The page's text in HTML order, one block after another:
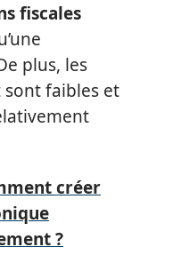
fiscales
plus, les
sont faibles et
créer
?